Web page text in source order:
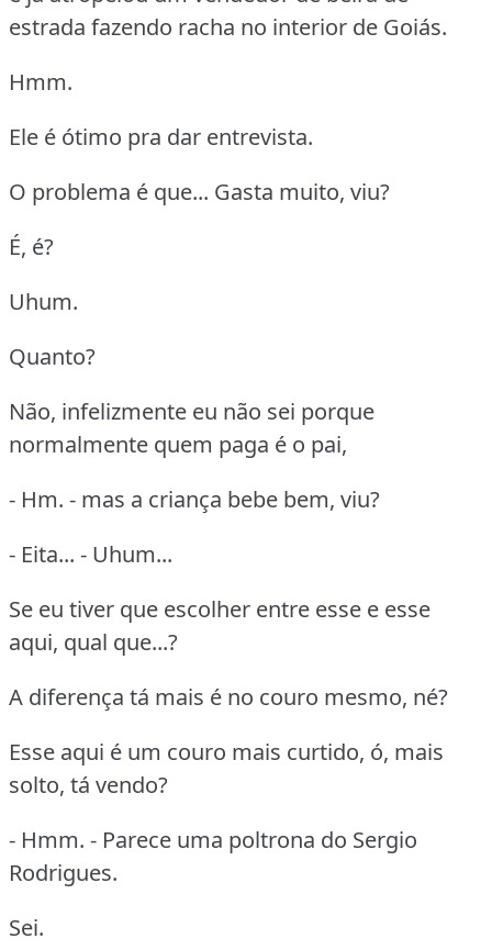
estrada fazendo racha no interior de Goiás.
Hmm.
Ele é ótimo pra dar entrevista.
O problema é que... Gasta muito, viu?
É, é?
Uhum.
Quanto?
Não, infelizmente eu não sei porque
normalmente quem paga é o pai,
- Hm. - mas a criança bebe bem, viu?
- Eita... - Uhum...
Se eu tiver que escolher entre esse e esse
aqui, qual que...?
A diferença tá mais é no couro mesmo, né?
Esse aqui é um couro mais curtido, ó, mais
solto, tá vendo?
- Hmm. - Parece uma poltrona do Sergio
Rodrigues.
Sei.